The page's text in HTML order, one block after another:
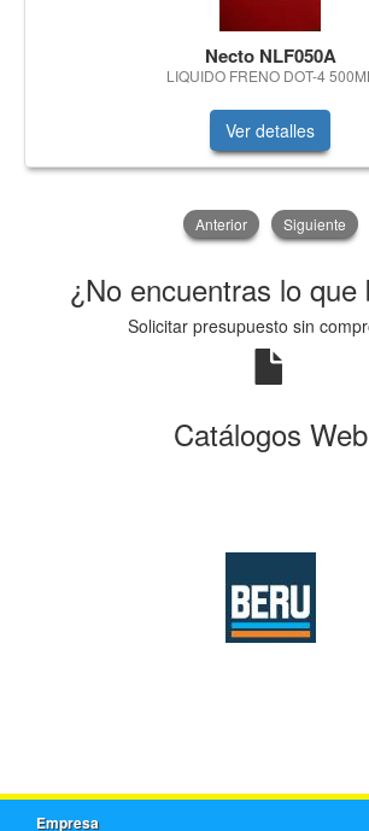
Necto NLF050A
LIQUIDO FRENO DOT-4 500ML
Ver detalles
Anterior Siguiente
¿No encuentras lo que
Solicitar presupuesto sin
Catálogos Web
Empresa